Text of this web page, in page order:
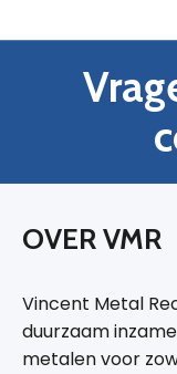
OVER VMR
Vincent Metal
duurzaam
metalen voor